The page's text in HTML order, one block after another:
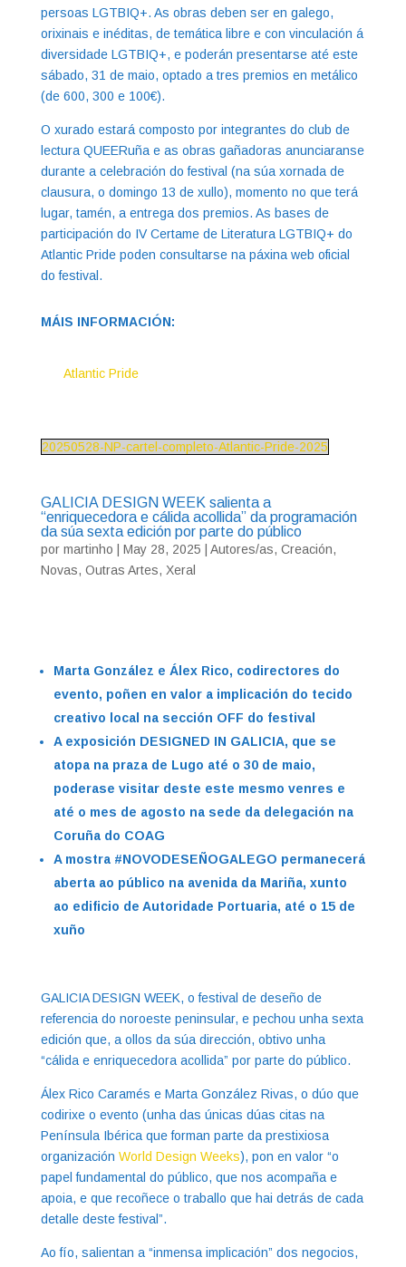
persoas LGTBIQ+. As obras deben ser en galego,
orixinais e inéditas, de temática libre e con vinculación á
diversidade LGTBIQ+, e poderán presentarse até este
sábado, 31 de maio, optado a tres premios en metálico
(de 600, 300 e 100€).
O xurado estará composto por integrantes do club de
lectura QUEERuña e as obras gañadoras anunciaranse
durante a celebración do festival (na súa xornada de
clausura, o domingo 13 de xullo), momento no que terá
lugar, tamén, a entrega dos premios. As bases de
participación do IV Certame de Literatura LGTBIQ+ do
Atlantic Pride poden consultarse na páxina web oficial
do festival.
MÁIS INFORMACIÓN:
Atlantic Pride
20250528-NP-cartel-completo-Atlantic-Pride-2025
GALICIA DESIGN WEEK salienta a
“enriquecedora e cálida acollida” da programación
da súa sexta edición por parte do público
por martinho May 28, 2025 Autores/as, Creación,
Novas, Outras Artes, Xeral
Marta González e Álex Rico, codirectores do
evento, poñen en valor a implicación do tecido
creativo local na sección OFF do festival
A exposición DESIGNED IN GALICIA, que se
atopa na praza de Lugo até o 30 de maio,
poderase visitar deste este mesmo venres e
até o mes de agosto na sede da delegación na
Coruña do COAG
A mostra #NOVODESEÑOGALEGO permanecerá
aberta ao público na avenida da Mariña, xunto
ao edificio de Autoridade Portuaria, até o 15 de
xuño
GALICIA DESIGN WEEK, o festival de deseño de
referencia do noroeste peninsular, e pechou unha sexta
edición que, a ollos da súa dirección, obtivo unha
“cálida e enriquecedora acollida” por parte do público.
Álex Rico Caramés e Marta González Rivas, o dúo que
codirixe o evento (unha das únicas dúas citas na
Península Ibérica que forman parte da prestixiosa
organización World Design Weeks), pon en valor “o
papel fundamental do público, que nos acompaña e
apoia, e que recoñece o traballo que hai detrás de cada
detalle deste festival”.
Ao fío, salientan a “inmensa implicación” dos negocios,